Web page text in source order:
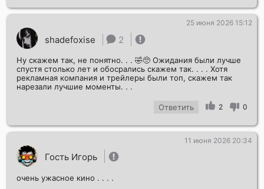
shadefoxise 2
25 июня 2026 15:12
Ну скажем так, не понятно. . . 🤣🥺 Ожидания были лучше
спустя столько лет и обосрались скажем так. . . . Хотя
рекламная компания и трейлеры были топ, скажем так
нарезали лучшие моменты. . .
Ответить 2 0
Гость Игорь
11 июня 2026 20:34
очень ужасное кино . . . .